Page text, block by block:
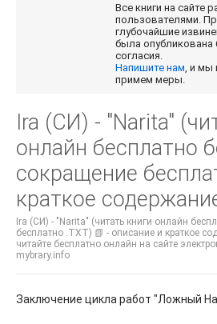
Все книги на сайте
пользователями.
глубочайшие
была опубликована
согласия.
Напишите нам , и
примем меры.
Ira (СИ) - "Narita"
онлайн бесплатно
сокращение
краткое
Ira (СИ) - "Narita" (читать книги онлайн
бесплатно .TXT) 📗 - описание и краткое
читайте бесплатно онлайн на сайте
mybrary.info
Заключение цикла работ "Ложный